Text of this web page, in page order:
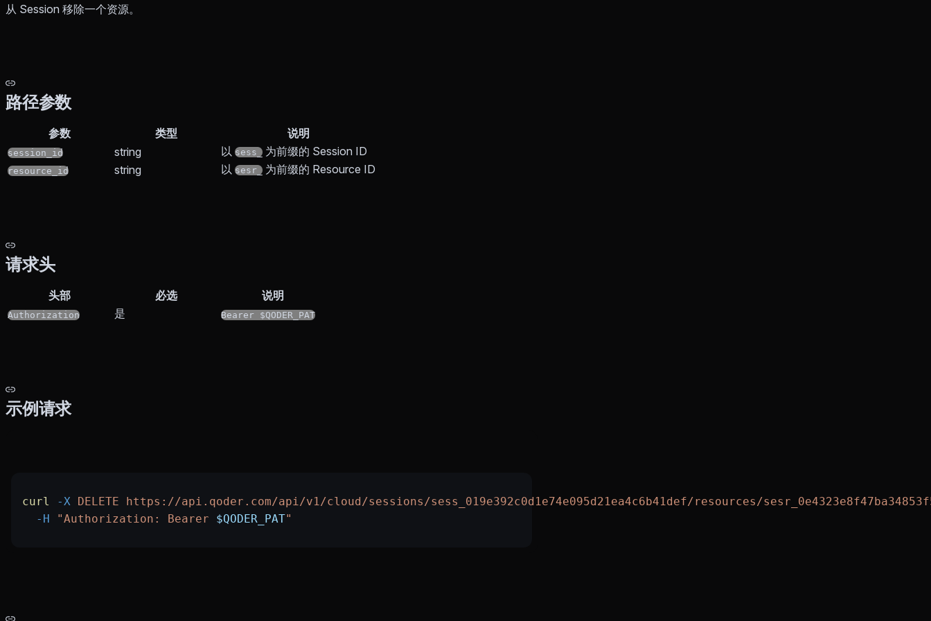
从 Session 移除一个资源。
路径参数
参数 类型 说明
session_id string 以 sess_ 为前缀的 Session ID
resource_id string 以 sesr_ 为前缀的 Resource ID
请求头
头部 必选 说明
Authorization 是 Bearer $QODER_PAT
示例请求
curl -X DELETE https://api.qoder.com/api/v1/cloud/sessions/sess_019e392c0d1e74e095d21ea4c6b41def/resources/
  -H
"Authorization: Bearer $QODER_PAT"